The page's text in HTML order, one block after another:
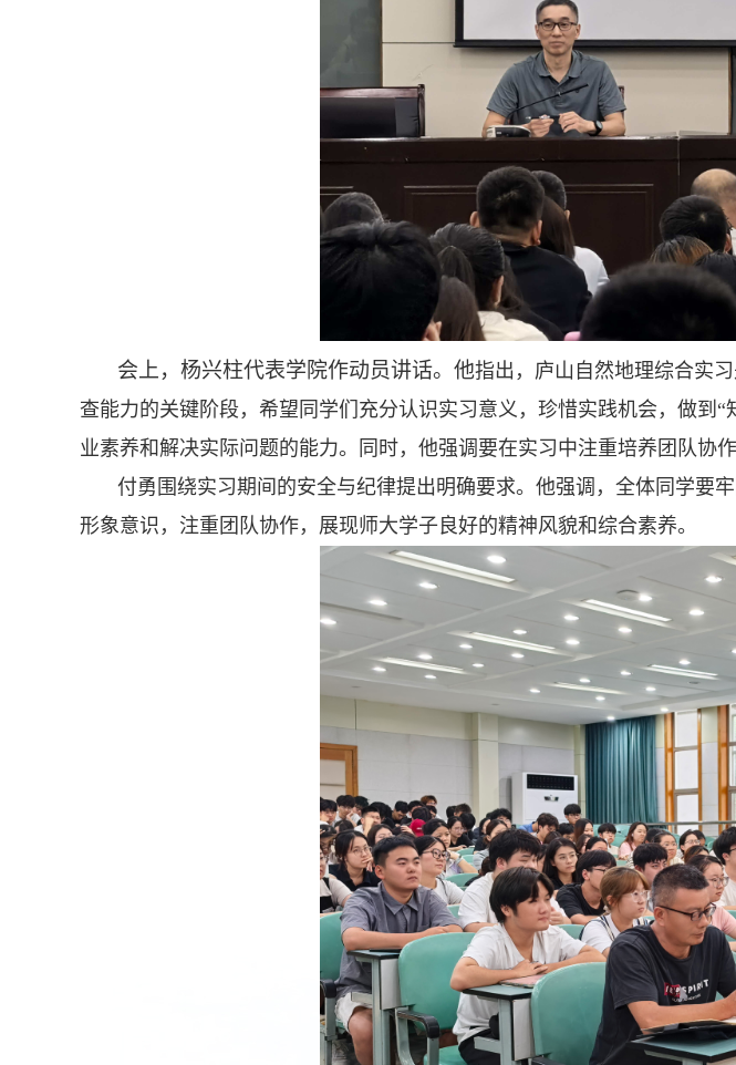
会上，杨兴柱代表学院作动员讲话。他指出，庐山自然地理综合实
查能力的关键阶段，希望同学们充分认识实习意义，珍惜实践机会，做到
业素养和解决实际问题的能力。同时，他强调要在实习中注重培养团队协
付勇围绕实习期间的安全与纪律提出明确要求。他强调，全体同学要
形象意识，注重团队协作，展现师大学子良好的精神风貌和综合素养。